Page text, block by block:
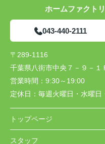
ホームファクト
043-440-2111
〒289-1116
千葉県八街市中央７－９－１
営業時間： 9:30～19:00
定休日： 毎週火曜日・水曜日
トップページ
スタッフ